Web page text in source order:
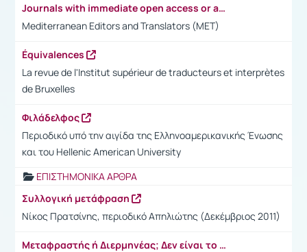
Journals with immediate open access or access after 6 months
Mediterranean Editors and Translators (MET)
Équivalences
La revue de l'Institut supérieur de traducteurs et interprètes
de Bruxelles
Φιλάδελφος
Περιοδικό υπό την αιγίδα της Ελληνοαμερικανικής Ένωσης
και του Hellenic American University
ΕΠΙΣΤΗΜΟΝΙΚΑ ΑΡΘΡΑ
Συλλογική μετάφραση
Νίκος Πρατσίνης, περιοδικό Απηλιώτης (Δεκέμβριος 2011)
Μεταφραστής ή Διερμηνέας; Δεν είναι το ίδιο! Ορισμένες Απαραίτητες Διευκρινίσεις για δύο Επαγγέλματα με Πολλές Ομοιότητες, αλλά και Διαφορές